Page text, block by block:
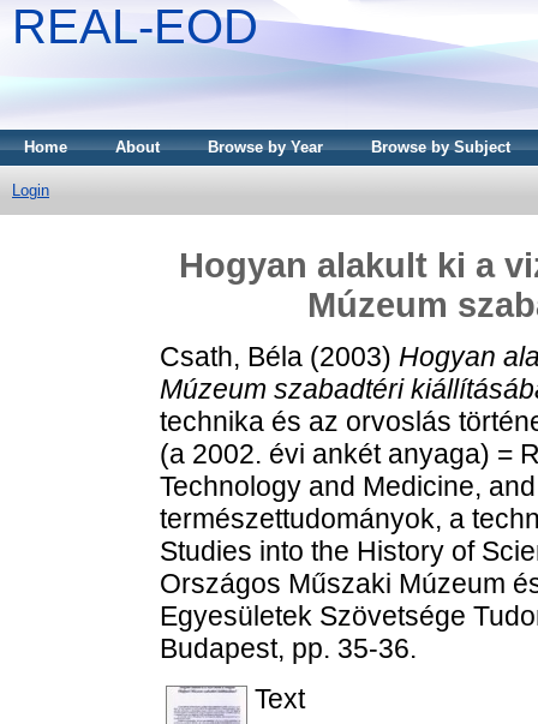
REAL-EOD
Home About Browse by Year Browse by Subject
Login
Hogyan alakult ki a
Múzeum
Csath, Béla (2003) Hogyan
Múzeum szabadtéri
technika és az orvoslás
(a 2002. évi ankét anyaga) =
Technology and Medicine,
természettudományok, a
Studies into the History of
Országos Műszaki Múzeum
Egyesületek Szövetsége
Budapest, pp. 35-36.
Text